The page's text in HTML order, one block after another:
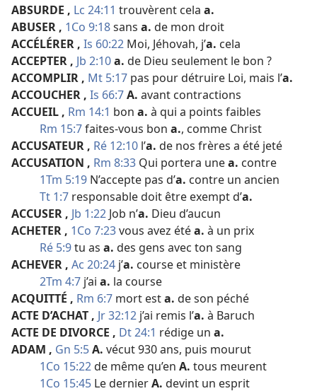
ABSURDE , Lc 24:11 trouvèrent cela a.
ABUSER , 1Co 9:18sans a. de mon droit
ACCÉLÉRER , Is 60:22 Moi, Jéhovah, j’a. cela
ACCEPTER , Jb 2:10a. de Dieu seulement le bon ?
ACCOMPLIR , Mt 5:17 pas pour détruire Loi, mais l’a.
ACCOUCHER , Is 66:7A. avant contractions
ACCUEIL , Rm 14:1 bon a. à qui a points faibles
Rm 15:7faites-​vous bon a., comme Christ
ACCUSATEUR , Ré 12:10 l’a. de nos frères a été jeté
ACCUSATION , Rm 8:33 Qui portera unea. contre
1Tm 5:19 N’accepte pas d’a. contre un ancien
Tt 1:7 responsable doit être exempt d’a.
ACCUSER , Jb 1:22 Job n’a. Dieu d’aucun
ACHETER , 1Co 7:23vous avez étéa. à un prix
Ré 5:9tu as a. des gens avec ton sang
ACHEVER , Ac 20:24 j’a. course et ministère
2Tm 4:7 j’ai a. la course
ACQUITTÉ , Rm 6:7 mort esta. de son péché
ACTE D’ACHAT , Jr 32:12 j’ai remis l’a. à Baruch
ACTE DE DIVORCE , Dt 24:1 rédige un a.
ADAM , Gn 5:5A. vécut 930 ans, puis mourut
1Co 15:22de même qu’en A. tous meurent
1Co 15:45 Le dernierA. devint un esprit